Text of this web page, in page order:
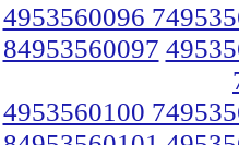
4953560096
84953560097
4953560100